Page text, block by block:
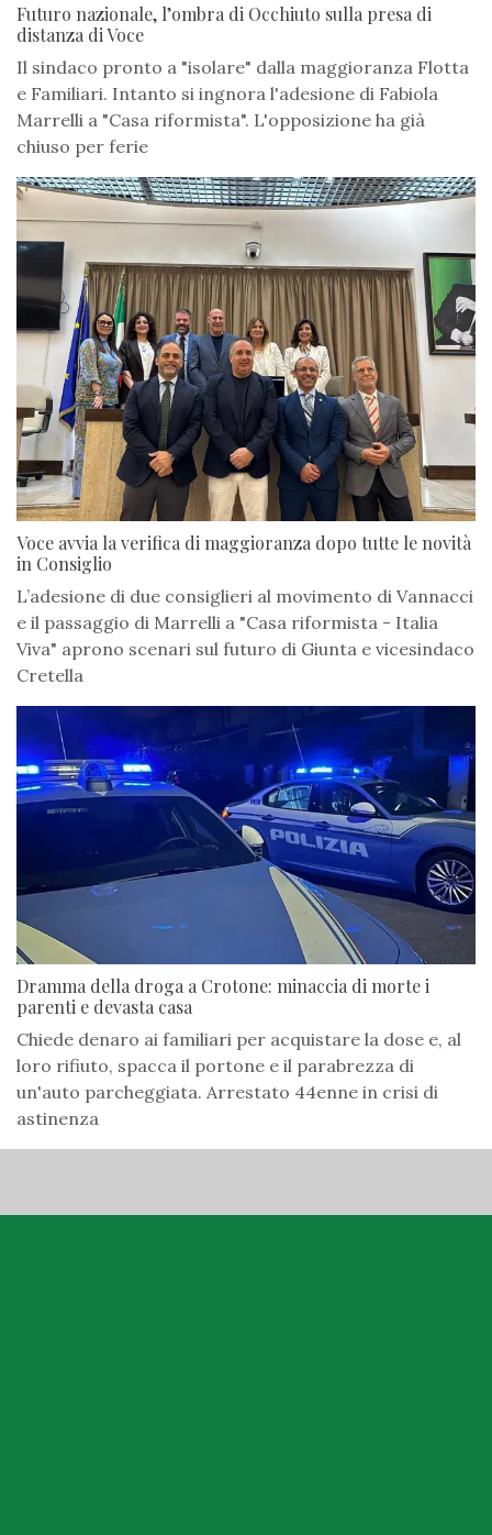
Futuro nazionale, l’ombra di Occhiuto sulla presa di
distanza di Voce
Il sindaco pronto a "isolare" dalla maggioranza Flotta
e Familiari. Intanto si ingnora l'adesione di Fabiola
Marrelli a "Casa riformista". L'opposizione ha già
chiuso per ferie
Voce avvia la verifica di maggioranza dopo tutte le novità
in Consiglio
L’adesione di due consiglieri al movimento di Vannacci
e il passaggio di Marrelli a "Casa riformista - Italia
Viva" aprono scenari sul futuro di Giunta e vicesindaco
Cretella
Dramma della droga a Crotone: minaccia di morte i
parenti e devasta casa
Chiede denaro ai familiari per acquistare la dose e, al
loro rifiuto, spacca il portone e il parabrezza di
un'auto parcheggiata. Arrestato 44enne in crisi di
astinenza